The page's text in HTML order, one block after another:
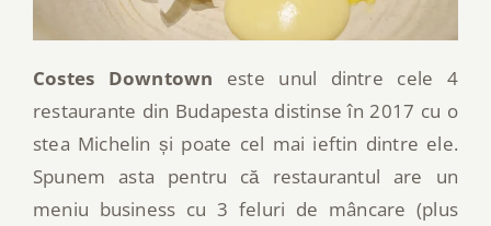
Costes Downtown este unul dintre cele 4
restaurante din Budapesta distinse în 2017 cu o
stea Michelin și poate cel mai ieftin dintre ele.
Spunem asta pentru că restaurantul are un
meniu business cu 3 feluri de mâncare (plus